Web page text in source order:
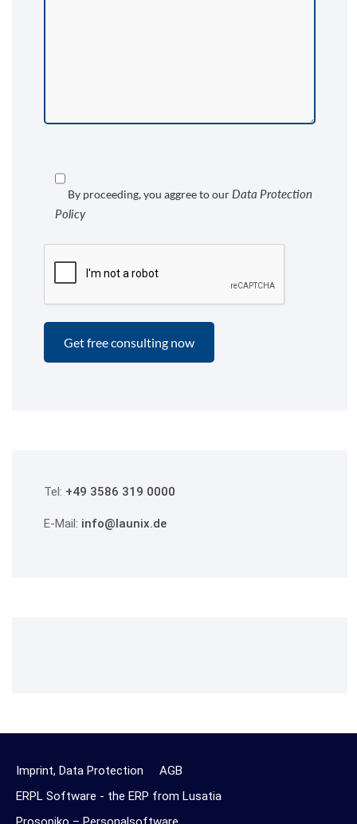
By proceeding, you aggree to our Data Protection
Policy
Tel: +49 3586 319 0000
E-Mail: info@launix.de
Imprint, Data Protection
AGB
ERPL Software - the ERP from Lusatia